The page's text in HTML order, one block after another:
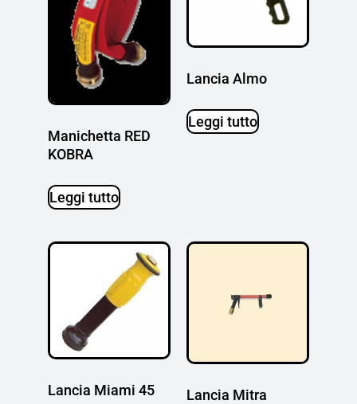
Manichetta RED
KOBRA
Leggi tutto
Lancia Almo
Leggi tutto
Lancia Miami 45 Lancia Mitra